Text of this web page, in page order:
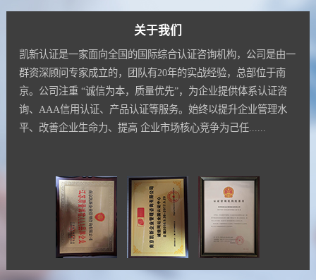
关于我们
凯新认证是一家面向全国的国际综合认证咨询机构，公司是由一
群资深顾问专家成立的，团队有20年的实战经验，总部位于南
京。公司注重 “诚信为本，质量优先”，为企业提供体系认证咨
询、AAA信用认证、产品认证等服务。始终以提升企业管理水
平、改善企业生命力、提高 企业市场核心竞争为己任......